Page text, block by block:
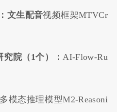
文生配音视频框架MTVCr
究院（1个）：AI-Flow-Ru
多模态推理模型M2-Reasoni